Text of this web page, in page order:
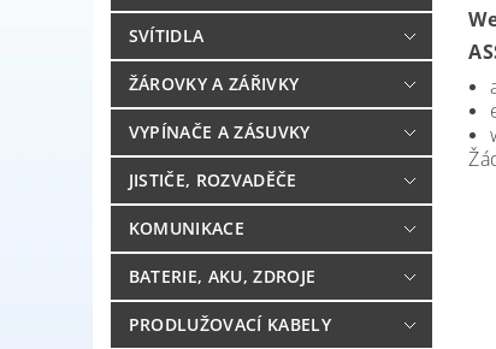
SVÍTIDLA
ŽÁROVKY A ZÁŘIVKY
VYPÍNAČE A ZÁSUVKY
JISTIČE, ROZVADĚČE
KOMUNIKACE
BATERIE, AKU, ZDROJE
PRODLUŽOVACÍ KABELY